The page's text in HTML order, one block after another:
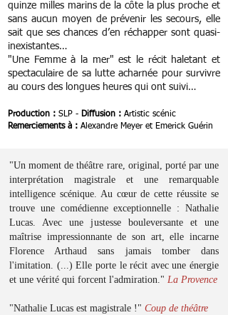
quinze milles marins de la côte la plus proche et
sans aucun moyen de prévenir les secours, elle
sait que ses chances d’en réchapper sont quasi-
inexistantes…
"Une Femme à la mer" est le récit haletant et
spectaculaire de sa lutte acharnée pour survivre
au cours des longues heures qui ont suivi…
Production : SLP - Diffusion : Artistic scénic
Remerciements à : Alexandre Meyer et Emerick Guérin
"Un moment de théâtre rare, original, porté par une
interprétation magistrale et une remarquable
intelligence scénique. Au cœur de cette réussite se
trouve une comédienne exceptionnelle : Nathalie
Lucas. Avec une justesse bouleversante et une
maîtrise impressionnante de son art, elle incarne
Florence Arthaud sans jamais tomber dans
l'imitation. (...) Elle porte le récit avec une énergie
et une vérité qui forcent l'admiration." La Provence
"Nathalie Lucas est magistrale !" Coup de théâtre